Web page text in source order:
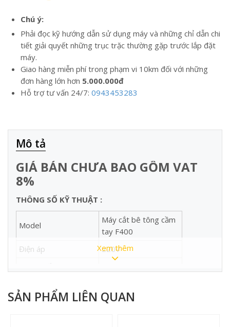
Chú ý:
Phải đọc kỹ hướng dẫn sử dụng máy và những chỉ dẫn chi
tiết giải quyết những trục trặc thường gặp trước lắp đặt
máy.
Giao hàng miễn phí trong phạm vi 10km đối với những
đơn hàng lớn hơn 5.000.000đ
Hỗ trợ tư vấn 24/7: 0943453283
Mô tả
GIÁ BÁN CHƯA BAO GỒM VAT
8%
THÔNG SỐ KỸ THUẬT :
Model
Máy cắt bê tông cầm
tay F400
Điện áp
220V
tốc độ
4800r/min
Xem thêm
SẢN PHẨM LIÊN QUAN